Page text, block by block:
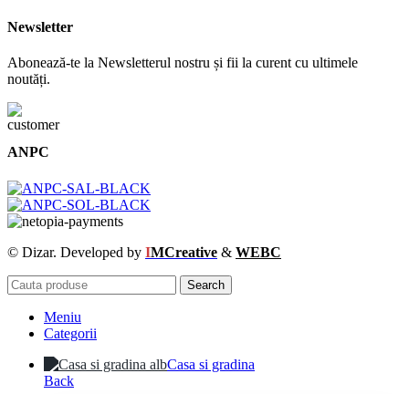
Newsletter
Abonează-te la Newsletterul nostru și fii la curent cu ultimele
noutăți.
ANPC
© Dizar. Developed by IMCreative & WEBC
Search
Meniu
Categorii
Casa si gradina
Back